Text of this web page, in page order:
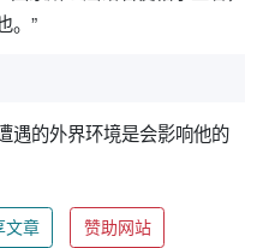
。”
遇的外界环境是会影响他的
文章 赞助网站